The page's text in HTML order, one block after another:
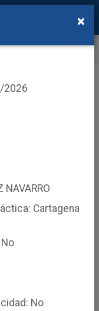
que está inscrito
de edificación
×
2026
Cartagena
No